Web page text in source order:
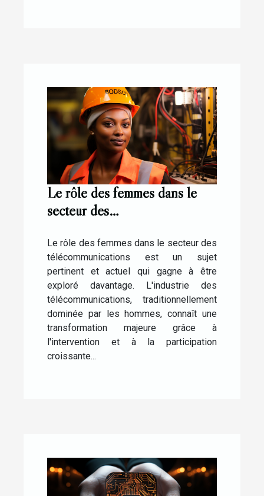
Le rôle des femmes dans le
secteur des
d'Elisabeth Medou Badang
Le rôle des femmes dans le secteur des
télécommunications est un sujet
pertinent et actuel qui gagne à être
exploré davantage. L'industrie des
télécommunications, traditionnellement
dominée par les hommes, connaît une
transformation majeure grâce à
l'intervention et à la participation
croissante...